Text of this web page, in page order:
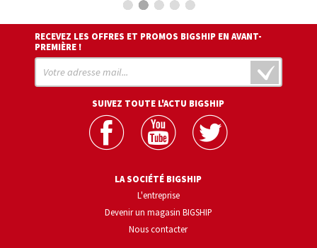
RECEVEZ LES OFFRES ET PROMOS BIGSHIP EN AVANT-
PREMIÈRE !
SUIVEZ TOUTE L'ACTU BIGSHIP
LA SOCIÉTÉ BIGSHIP
L'entreprise
Devenir un magasin BIGSHIP
Nous contacter